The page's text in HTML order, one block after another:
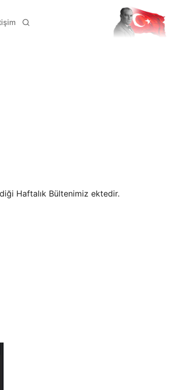
Haftalık Bültenimiz ektedir.